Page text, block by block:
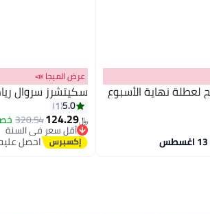
نهاية الأسبوع
عرض الميجا 📣
سكيتشرز سروال
5.0
1
﷼‏124.29
320.54خصم
أقل سعر في السنة
أقل سعر في السنة
احصل